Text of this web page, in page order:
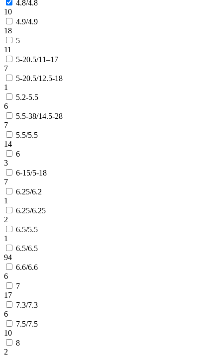
4.8/4.8
10
4.9/4.9
18
5
11
5-20.5/11–17
7
5-20.5/12.5-18
1
5.2-5.5
6
5.5-38/14.5-28
7
5.5/5.5
14
6
3
6-15/5-18
7
6.25/6.2
1
6.25/6.25
2
6.5/5.5
1
6.5/6.5
94
6.6/6.6
6
7
17
7.3/7.3
6
7.5/7.5
10
8
2